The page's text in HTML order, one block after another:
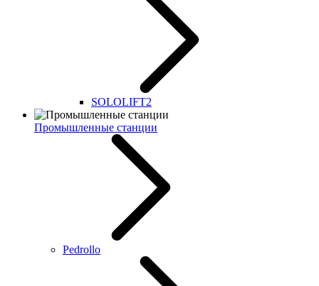
SOLOLIFT2
Промышленные станции
Pedrollo